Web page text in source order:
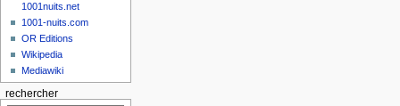
1001nuits.net
1001-nuits.com
OR Editions
Wikipedia
Mediawiki
rechercher